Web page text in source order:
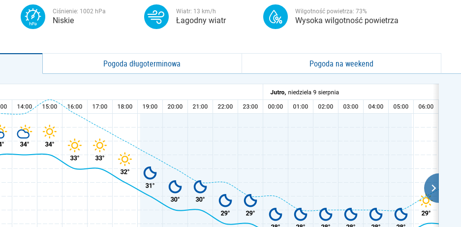
Ciśnienie: 1002 hPa
Niskie
Wiatr: 13 km/h
Łagodny wiatr
Wilgotność powietrza: 73%
Wysoka wilgotność powietrza
Pogoda długoterminowa Pogoda na weekend